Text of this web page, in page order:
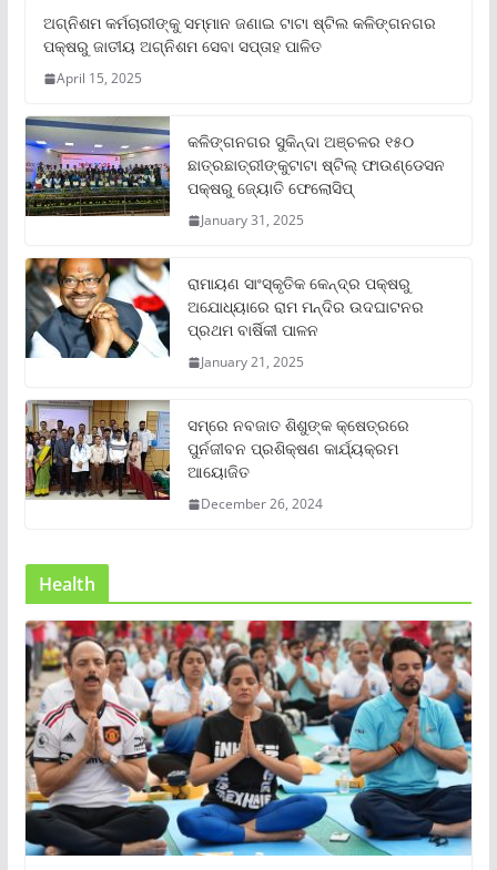
ଅଗ୍ନିଶମ କର୍ମଚାରୀଙ୍କୁ ସମ୍ମାନ ଜଣାଇ ଟାଟା ଷ୍ଟିଲ କଳିଙ୍ଗନଗର
ପକ୍ଷରୁ ଜାତୀୟ ଅଗ୍ନିଶମ ସେବା ସପ୍ତାହ ପାଳିତ
April 15, 2025
କଳିଙ୍ଗନଗର ସୁକିନ୍ଦା ଅଞ୍ଚଳର ୧୫୦
ଛାତ୍ରଛାତ୍ରୀଙ୍କୁଟାଟା ଷ୍ଟିଲ୍ ଫାଉଣ୍ଡେସନ
ପକ୍ଷରୁ ଜ୍ୟୋତି ଫେଲୋସିପ୍‌
January 31, 2025
ରାମାୟଣ ସାଂସ୍କୃତିକ କେନ୍ଦ୍ର ପକ୍ଷରୁ
ଅଯୋଧ୍ୟାରେ ରାମ ମନ୍ଦିର ଉଦଘାଟନର
ପ୍ରଥମ ବାର୍ଷିକୀ ପାଳନ
January 21, 2025
ସମ୍‌ରେ ନବଜାତ ଶିଶୁଙ୍କ କ୍ଷେତ୍ରରେ
ପୁର୍ନଜୀବନ ପ୍ରଶିକ୍ଷଣ କାର୍ଯ୍ୟକ୍ରମ
ଆୟୋଜିତ
December 26, 2024
Health